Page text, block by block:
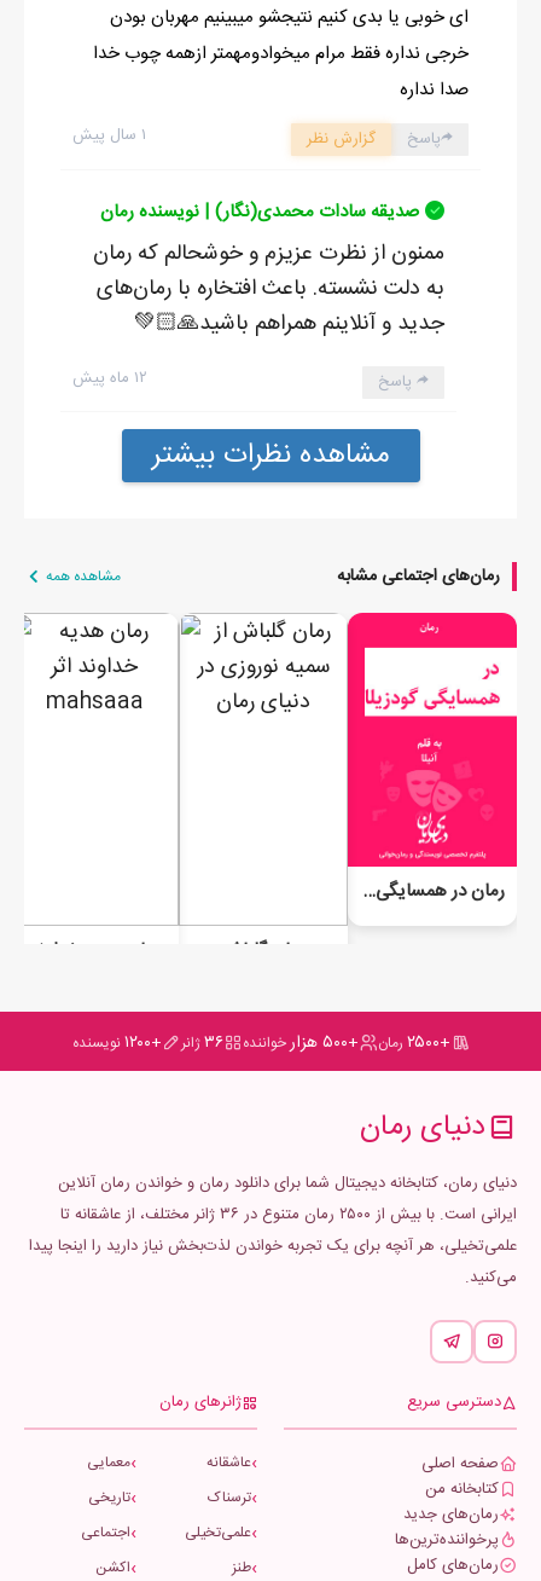
ای خوبی یا بدی کنیم نتیجشو میبینیم مهربان بودن
خرجی نداره فقط مرام میخوادومهمتر ازهمه چوب خدا
صدا نداره
۱ سال پیش پاسخ گزارش نظر
صدیقه سادات محمدی(نگار) | نویسنده رمان
ممنون از نظرت عزیزم و خوشحالم که رمان
به دلت نشسته. باعث افتخاره با رمان‌های
جدید و آنلاینم همراهم باشید🙏🏻💚
۱۲ ماه پیش پاسخ
مشاهده نظرات بیشتر
رمان‌های اجتماعی مشابه مشاهده همه
رمان در همسایگی گودزیلا
رمان گلباش
رمان هدیه خداوند
+۲۵۰۰ رمان +۵۰۰ هزار خواننده ۳۶ژانر +۱۲۰۰ نویسنده
دنیای رمان
دنیای رمان، کتابخانه دیجیتال شما برای دانلود رمان و خواندن رمان آنلاین
ایرانی است. با بیش از ۲۵۰۰ رمان متنوع در ۳۶ ژانر مختلف، از عاشقانه تا
علمی‌تخیلی، هر آنچه برای یک تجربه خواندن لذت‌بخش نیاز دارید را اینجا پیدا
می‌کنید.
دسترسی سریع
صفحه اصلی
کتابخانه من
رمان‌های جدید
پرخواننده‌ترین‌ها
رمان‌های کامل
ژانرهای رمان
عاشقانه
معمایی
ترسناک
تاریخی
علمی‌تخیلی
اجتماعی
طنز
اکشن